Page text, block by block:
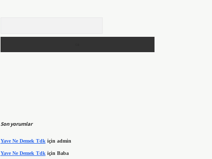
Son yorumlar
Yave Ne Demek Tdkiçin admin
Yave Ne Demek Tdk için Baba